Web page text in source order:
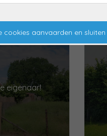
eigenaar!
cookies aanvaarden en sluiten